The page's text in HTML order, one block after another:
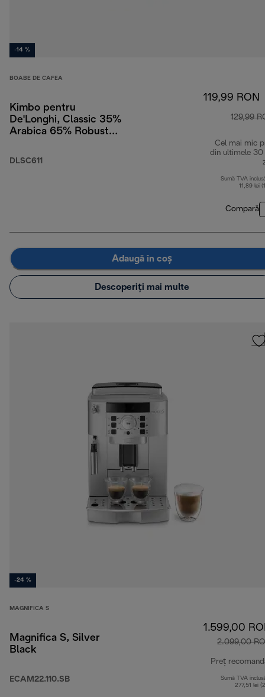
-14 %
BOABE DE CAFEA
Kimbo pentru
De'Longhi, Classic 35%
Arabica 65% Robusta,
DLSC611
119,99 RON
129,99
Cel mai mic
din ultimele 30
Sumă TVA
11,89 lei
Compară
Adaugă în coș
Descoperiți mai multe
-24 %
MAGNIFICA S
Magnifica S, Silver
Black
ECAM22.110.SB
1.599,00
2.099,00
Preț
Sumă TVA
277,51 lei